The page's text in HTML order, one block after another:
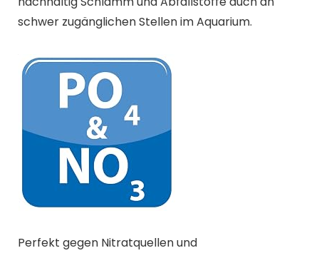
schwer zugänglichen Stellen im Aquarium.
Perfekt gegen Nitratquellen und